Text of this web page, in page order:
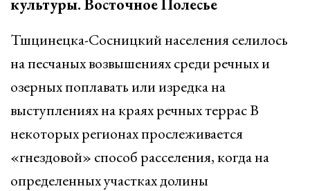
культуры. Восточное Полесье
Тшцинецка-Сосницкий населения селилось
на песчаных возвышениях среди речных и
озерных поплавать или изредка на
выступлениях на краях речных террас В
некоторых регионах прослеживается
«гнездовой» способ расселения, когда на
определенных участках долины